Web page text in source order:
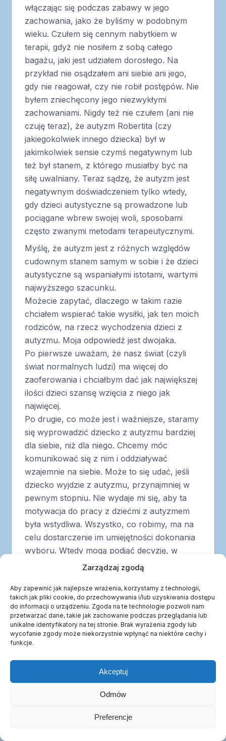
Zarządzaj zgodą
Aby zapewnić jak najlepsze wrażenia, korzystamy z technologii,
takich jak pliki cookie, do przechowywania i/lub uzyskiwania dostępu
do informacji o urządzeniu. Zgoda na te technologie pozwoli nam
przetwarzać dane, takie jak zachowanie podczas przeglądania lub
unikalne identyfikatory na tej stronie. Brak wyrażenia zgody lub
wycofanie zgody może niekorzystnie wpłynąć na niektóre cechy i
funkcje.
Akceptuj
Odmów
Preferencje
włączając się podczas zabawy w jego
zachowania, jako że byliśmy w podobnym
wieku. Czułem się cennym nabytkiem w
terapii, gdyż nie nosiłem z sobą całego
bagażu, jaki jest udziałem dorosłego. Na
przykład nie osądzałem ani siebie ani jego,
gdy nie reagował, czy nie robił postępów. Nie
byłem zniechęcony jego niezwykłymi
zachowaniami. Nigdy też nie czułem (ani nie
czuję teraz), że autyzm Robertita (czy
jakiegokolwiek innego dziecka) był w
jakimkolwiek sensie czymś negatywnym lub
też był stanem, z którego musiałby być na
siłę uwalniany. Teraz sądzę, że autyzm jest
negatywnym doświadczeniem tylko wtedy,
gdy dzieci autystyczne są prowadzone lub
pociągane wbrew swojej woli, sposobami
często zwanymi metodami terapeutycznymi.
Myślę, że autyzm jest z różnych względów
cudownym stanem samym w sobie i że dzieci
autystyczne są wspaniałymi istotami, wartymi
najwyższego szacunku.
Możecie zapytać, dlaczego w takim razie
chciałem wspierać takie wysiłki, jak ten moich
rodziców, na rzecz wychodzenia dzieci z
autyzmu. Moja odpowiedź jest dwojaka.
Po pierwsze uważam, że nasz świat (czyli
świat normalnych ludzi) ma więcej do
zaoferowania i chciałbym dać jak największej
ilości dzieci szansę wzięcia z niego jak
najwięcej.
Po drugie, co może jest i ważniejsze, staramy
się wyprowadzić dziecko z autyzmu bardziej
dla siebie, niż dla niego. Chcemy móc
komunikować się z nim i oddziaływać
wzajemnie na siebie. Może to się udać, jeśli
dziecko wyjdzie z autyzmu, przynajmniej w
pewnym stopniu. Nie wydaje mi się, aby ta
motywacja do pracy z dziećmi z autyzmem
była wstydliwa. Wszystko, co robimy, ma na
celu dostarczenie im umiejętności dokonania
wyboru. Wtedy mogą podjąć decyzję, w
którym kierunku się udać; tu, czy też tam.
autystyczne jest w stanie żyć szczęśliwie i
sensownie.
Przenieśmy się kilka lat naprzód. Coraz
więcej ludzi zgłaszało się do moich rodziców
po pomoc. Uznali oni więc, że najlepszym
sposobem aby
spełnić te oczekiwania, jest stworzenie
miejsca, gdzie rodziny mogłyby uczyć się jak
rozpoczynać program Son-Rise i gdzie
mogłyby indywidualnie poznawać Metodę